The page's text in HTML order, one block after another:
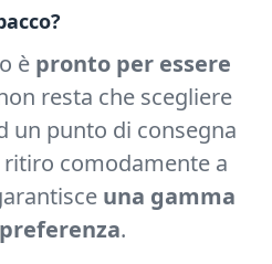
è pronto per essere
resta che scegliere
un punto di consegna
comodamente a
una gamma
.